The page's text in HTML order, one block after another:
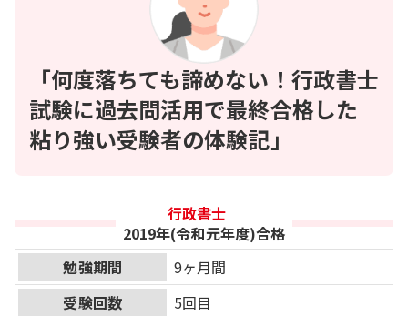
「何度落ちても諦めない！行政書士
試験に過去問活用で最終合格した
粘り強い受験者の体験記」
行政書士
2019年(令和元年度)合格
勉強期間
9ヶ月間
受験回数
5回目